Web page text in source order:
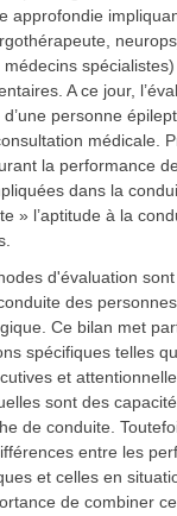
approfondie
médecins
A ce jour,
personne
médicale.
la performance
dans la
» l’aptitude à la
d'évaluation
des
Ce bilan met
spécifiques telles
et
sont des
de conduite.
entre les
et celles en
de combiner